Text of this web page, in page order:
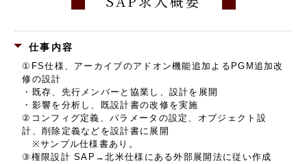
仕事内容
①FS仕様、アーカイブのアドオン機能追加よるPGM追加改
修の設計
・既存、先行メンバーと協業し、設計を展開
・影響を分析し、既設計書の改修を実施
②コンフィグ定義、パラメータの設定、オブジェクト設
計、削除定義などを設計書に展開
※サンプル仕様書あり。
③権限設計 SAP→北米仕様にある外部展開法に従い作成